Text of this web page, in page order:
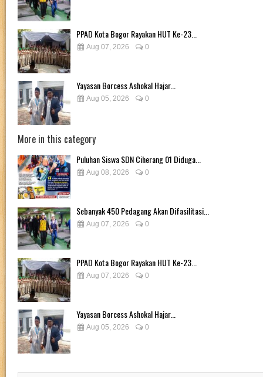
PPAD Kota Bogor Rayakan HUT Ke-23...
Aug 07, 2026 0
Yayasan Borcess Ashokal Hajar...
Aug 05, 2026 0
More in this category
Puluhan Siswa SDN Ciherang 01 Diduga...
Aug 08, 2026 0
Sebanyak 450 Pedagang Akan Difasilitasi...
Aug 07, 2026 0
PPAD Kota Bogor Rayakan HUT Ke-23...
Aug 07, 2026 0
Yayasan Borcess Ashokal Hajar...
Aug 05, 2026 0